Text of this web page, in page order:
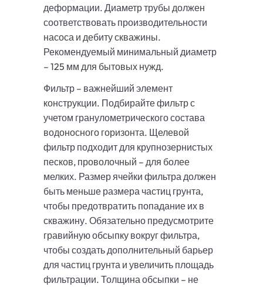
деформации. Диаметр трубы должен
соответствовать производительности
насоса и дебиту скважины.
Рекомендуемый минимальный диаметр
– 125 мм для бытовых нужд.
Фильтр – важнейший элемент
конструкции. Подбирайте фильтр с
учетом гранулометрического состава
водоносного горизонта. Щелевой
фильтр подходит для крупнозернистых
песков, проволочный – для более
мелких. Размер ячейки фильтра должен
быть меньше размера частиц грунта,
чтобы предотвратить попадание их в
скважину. Обязательно предусмотрите
гравийную обсыпку вокруг фильтра,
чтобы создать дополнительный барьер
для частиц грунта и увеличить площадь
фильтрации. Толщина обсыпки – не